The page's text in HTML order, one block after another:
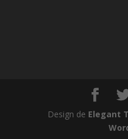
Design de Elegant